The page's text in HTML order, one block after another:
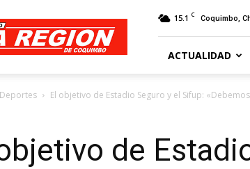
15.1 C Coquimbo,
ACTUALIDAD
Deportes El objetivo de Estadio Seguro y el Sifup:
de